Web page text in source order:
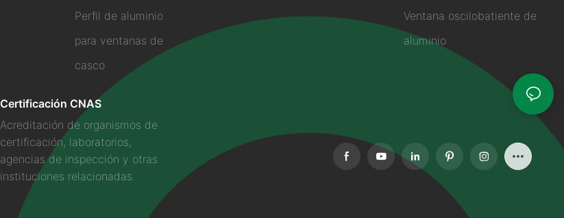
Perfil de aluminio
para ventanas de
casco
Ventana oscilobatiente de
aluminio
Certificación CNAS
Acreditación de organismos de
certificación, laboratorios,
agencias de inspección y otras
instituciones relacionadas.